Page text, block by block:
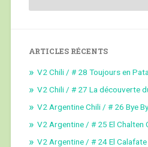
ARTICLES RÉCENTS
V2 Chili / # 28 Toujours en
V2 Chili / # 27 La découverte
V2 Argentine Chili / # 26 Bye
V2 Argentine / # 25 El Chalten
V2 Argentine / # 24 El Calafate